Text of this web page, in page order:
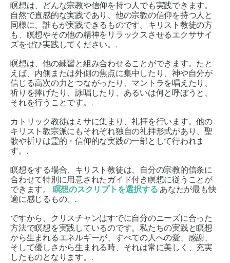
瞑想は、どんな宗教や信仰を持つ人でも実践できます。
自然で直感的な実践であり、他の宗教の信仰を持つ人と
同様に、誰もが実践できるものです。キリスト教徒の方
も、瞑想やその他の精神をリラックスさせるエクササイ
ズをぜひ実践してください。.
瞑想は、他の練習と組み合わせることができます。たと
えば、内側または外側の焦点に集中したり、神や自分が
信じる高次の力とつながったり、マントラを唱えたり、
祈りを捧げたり、詠唱したり、あるいは何と呼ぼうと、
それを行うことです。.
カトリック教徒はミサに集まり、礼拝を行います。他の
キリスト教宗派にもそれぞれ独自の礼拝形式があり、聖
歌や祈りは霊的・信仰的な実践の一部として行われま
す。.
瞑想をする場合、キリスト教徒は、自分の宗教的信条に
合わせて特別に用意されたガイド付き瞑想に従うことが
できます。 瞑想のスクリプトを選択する あなたが最も快
適に感じるもの。.
ですから、クリスチャンはすでに自分のニーズに合った
方法で瞑想を実践しているのです。私たちの実践と瞑想
から生まれるエネルギーが、すべての人への愛、感謝、
そして優しさから生まれる時、それは常に美しく、充実
したものとなります。.